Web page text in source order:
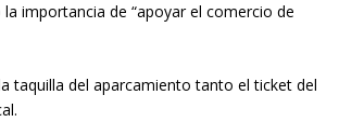
importancia de “apoyar el comercio de
taquilla del aparcamiento tanto el ticket del